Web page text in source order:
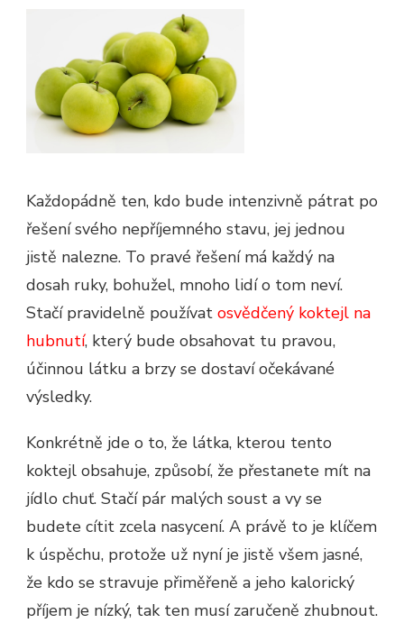
Každopádně ten, kdo bude intenzivně pátrat po
řešení svého nepříjemného stavu, jej jednou
jistě nalezne. To pravé řešení má každý na
dosah ruky, bohužel, mnoho lidí o tom neví.
Stačí pravidelně používat osvědčený koktejl na
hubnutí, který bude obsahovat tu pravou,
účinnou látku a brzy se dostaví očekávané
výsledky.
Konkrétně jde o to, že látka, kterou tento
koktejl obsahuje, způsobí, že přestanete mít na
jídlo chuť. Stačí pár malých soust a vy se
budete cítit zcela nasycení. A právě to je klíčem
k úspěchu, protože už nyní je jistě všem jasné,
že kdo se stravuje přiměřeně a jeho kalorický
příjem je nízký, tak ten musí zaručeně zhubnout.